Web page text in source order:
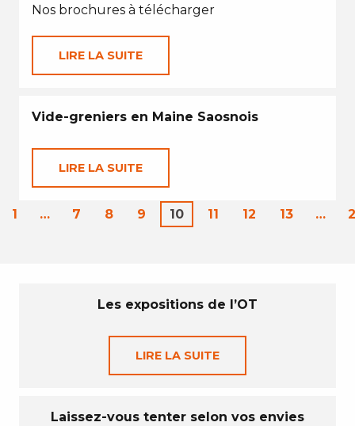
Nos brochures à télécharger
LIRE LA SUITE
Vide-greniers en Maine Saosnois
LIRE LA SUITE
1 … 7 8 9 10 11 12 13 …
Les expositions de l’OT
LIRE LA SUITE
Laissez-vous tenter selon vos envies